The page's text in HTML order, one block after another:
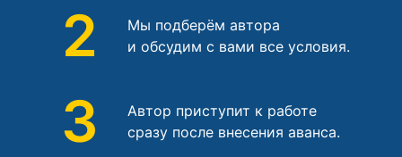
2
Мы подберём автора
и обсудим с вами все условия.
3
Автор приступит к работе
сразу после внесения аванса.